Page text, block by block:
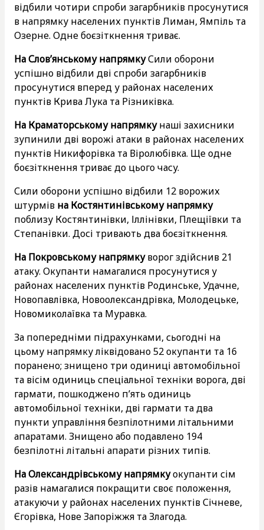
відбили чотири спроби загарбників просунутися
в напрямку населених пунктів Лиман, Ямпіль та
Озерне. Одне боєзіткнення триває.
На Слов’янському напрямкуСили оборони
успішно відбили дві спроби загарбників
просунутися вперед у районах населених
пунктів Крива Лука та Різниківка.
На Краматорському напрямкунаші захисники
зупинили дві ворожі атаки в районах населених
пунктів Никифорівка та Віролюбівка. Ще одне
боєзіткнення триває до цього часу.
Сили оборони успішно відбили 12 ворожих
штурмів на Костянтинівському напрямку
поблизу Костянтинівки, Іллінівки, Плещіївки та
Степанівки. Досі тривають два боєзіткнення.
На Покровському напрямкуворог здійснив 21
атаку. Окупанти намагалися просунутися у
районах населених пунктів Родинське, Удачне,
Новопавлівка, Новоолександрівка, Молодецьке,
Новомиколаївка та Муравка.
За попередніми підрахунками, сьогодні на
цьому напрямку ліквідовано 52 окупанти та 16
поранено; знищено три одиниці автомобільної
та вісім одиниць спеціальної техніки ворога, дві
гармати, пошкоджено п’ять одиниць
автомобільної техніки, дві гармати та два
пункти управління безпілотними літальними
апаратами. Знищено або подавлено 194
безпілотні літальні апарати різних типів.
На Олександрівському напрямкуокупанти сім
разів намагалися покращити своє положення,
атакуючи у районах населених пунктів Січневе,
Єгорівка, Нове Запоріжжя та Злагода.